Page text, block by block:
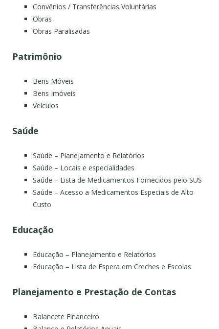
Convênios / Transferências Voluntárias
Obras
Obras Paralisadas
Patrimônio
Bens Móveis
Bens Imóveis
Veículos
Saúde
Saúde – Planejamento e Relatórios
Saúde – Locais e especialidades
Saúde – Lista de Medicamentos Fornecidos pelo SUS
Saúde – Acesso a Medicamentos Especiais de Alto
Custo
Educação
Educação – Planejamento e Relatórios
Educação – Lista de Espera em Creches e Escolas
Planejamento e Prestação de Contas
Balancete Financeiro